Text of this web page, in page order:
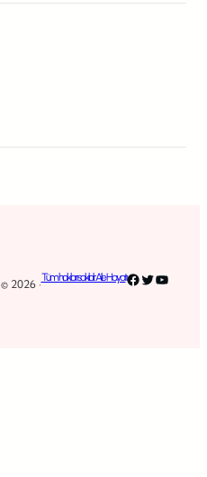
© 2026 ·
Tüm hakları saklıdır. Aile HayatıFacebook
Twitter